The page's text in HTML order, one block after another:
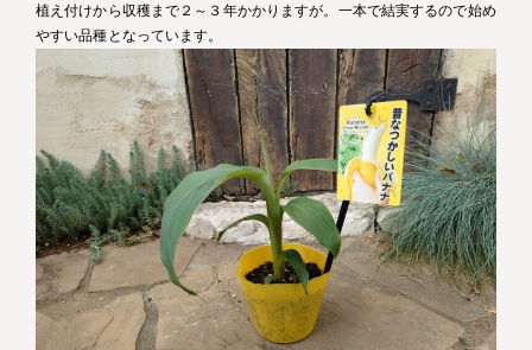
植え付けから収穫まで２～３年かかりますが。一本で結実するので始め
やすい品種となっています。